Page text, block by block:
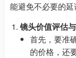
能避免不必要的延
镜头价值评估
首先，要准
的价格，还